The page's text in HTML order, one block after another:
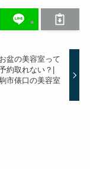
盆の美容室って
約取れない？|
市俵口の美容室